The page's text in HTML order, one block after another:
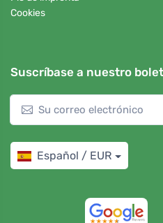
Cookies
Suscríbase a nuestro
Español / EUR